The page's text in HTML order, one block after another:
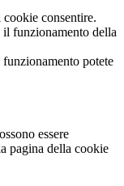
cookie consentire.
il funzionamento della
potete
essere
pagina della cookie